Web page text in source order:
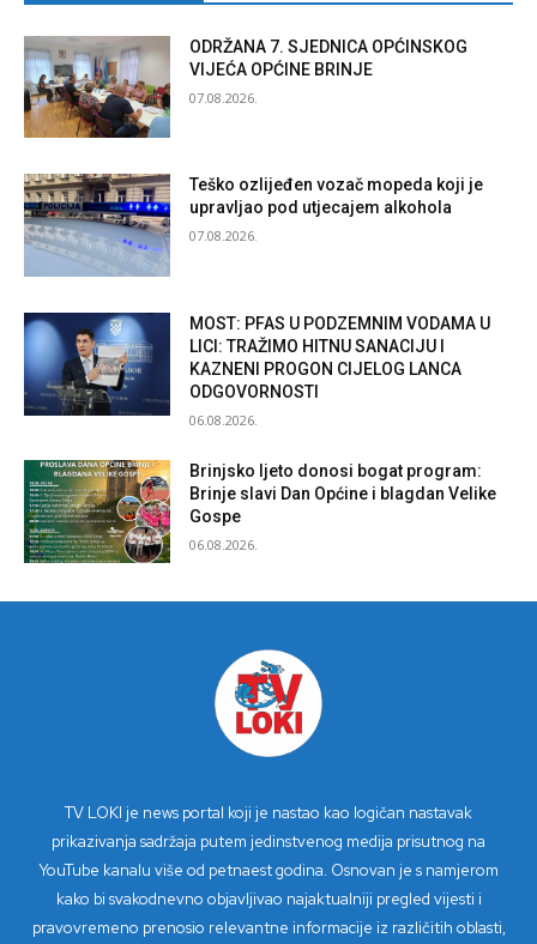
ODRŽANA 7. SJEDNICA OPĆINSKOG
VIJEĆA OPĆINE BRINJE
07.08.2026.
Teško ozlijeđen vozač mopeda koji je
upravljao pod utjecajem alkohola
07.08.2026.
MOST: PFAS U PODZEMNIM VODAMA U
LICI: TRAŽIMO HITNU SANACIJU I
KAZNENI PROGON CIJELOG LANCA
ODGOVORNOSTI
06.08.2026.
Brinjsko ljeto donosi bogat program:
Brinje slavi Dan Općine i blagdan Velike
Gospe
06.08.2026.
TV LOKI je news portal koji je nastao kao logičan nastavak
prikazivanja sadržaja putem jedinstvenog medija prisutnog na
YouTube kanalu više od petnaest godina. Osnovan je s namjerom
kako bi svakodnevno objavljivao najaktualniji pregled vijesti i
pravovremeno prenosio relevantne informacije iz različitih oblasti,